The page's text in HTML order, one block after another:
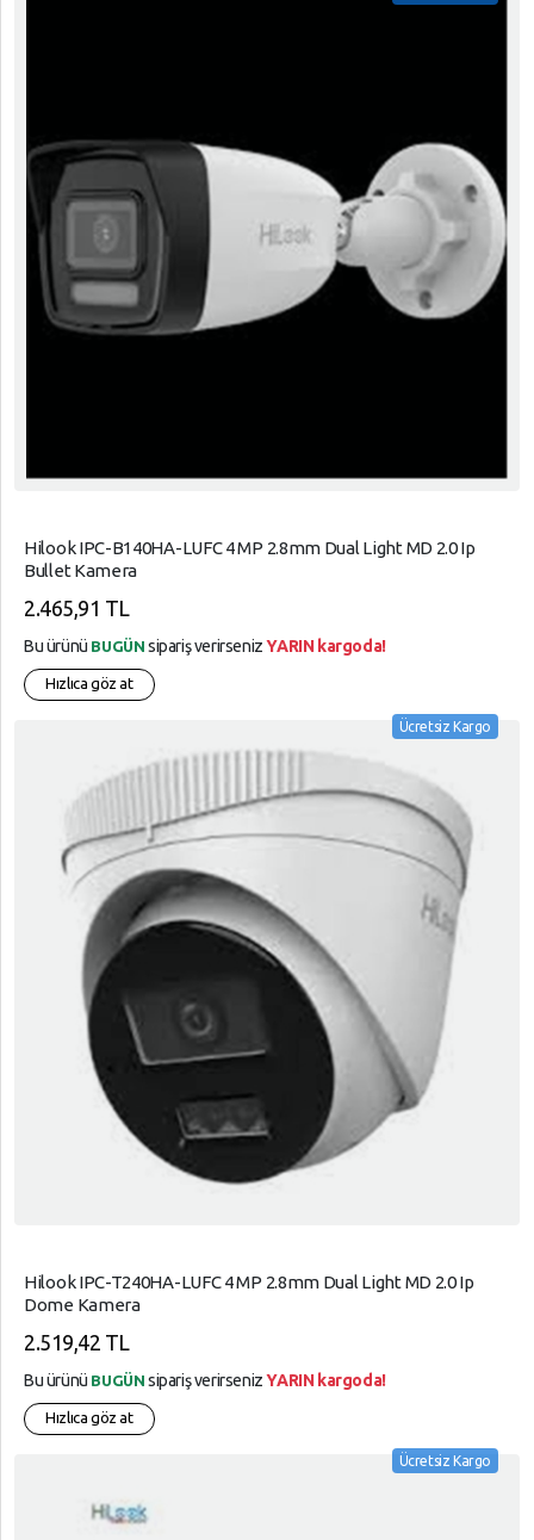
Hilook IPC-B140HA-LUFC 4 MP 2.8mm Dual Light MD 2.0 Ip
Bullet Kamera
2.465,91 TL
Bu ürünü BUGÜN sipariş verirsenizYARIN kargoda!
Hızlıca göz at
Ücretsiz Kargo
Hilook IPC-T240HA-LUFC 4 MP 2.8mm Dual Light MD 2.0 Ip
Dome Kamera
2.519,42 TL
Bu ürünü BUGÜN sipariş verirsenizYARIN kargoda!
Hızlıca göz at
Ücretsiz Kargo